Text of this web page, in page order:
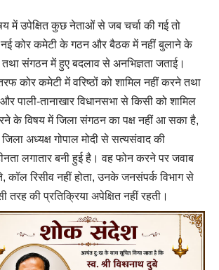
में उपेक्षित कुछ नेताओं से जब चर्चा की गई तो
नई कोर कमेटी के गठन और बैठक में नहीं बुलाने के
तथा संगठन में हुए बदलाव से अनभिज्ञता जताई।
कोर कमेटी में वरिष्ठों को शामिल नहीं करने तथा
पाली-तानाखार विधानसभा से किसी को शामिल
के विषय में जिला संगठन का पक्ष नहीं आ सका है,
अध्यक्ष गोपाल मोदी से सत्यसंवाद की
लगातार बनी हुई है। वह फोन करने पर जवाब
कॉल रिसीव नहीं होता, उनके जनसंपर्क विभाग से
तरह की प्रतिक्रिया अपेक्षित नहीं रहती।